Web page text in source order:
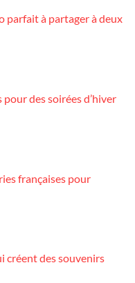
parfait à partager à deux
des soirées d’hiver
françaises pour
créent des souvenirs